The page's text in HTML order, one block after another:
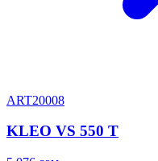
ART20008
KLEO VS 550 T